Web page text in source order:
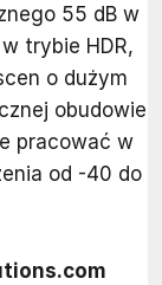
55 dB w
trybie HDR,
o dużym
obudowie
pracować w
od -40 do